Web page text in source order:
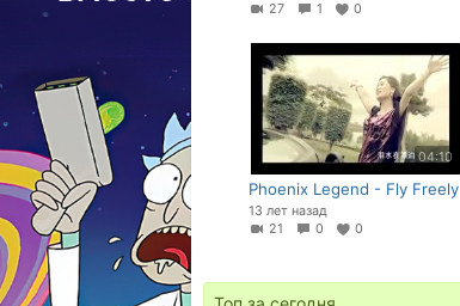
27
1 0
04:10
Phoenix Legend - Fly Freely
13 лет назад
21
0 0